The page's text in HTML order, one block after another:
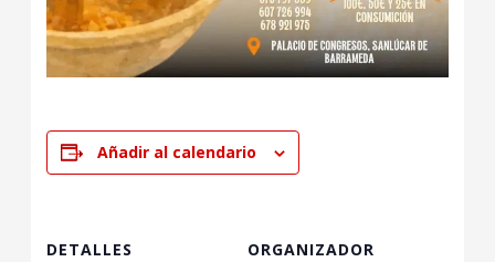
Añadir al calendario
DETALLES ORGANIZADOR